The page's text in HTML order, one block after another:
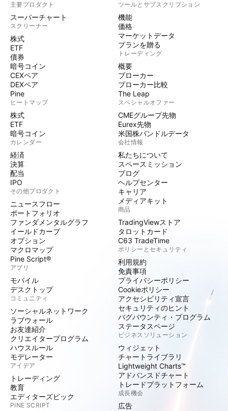
主要プロダクト
スーパーチャート
スクリーナー
株式
ETF
債券
暗号コイン
CEXペア
DEXペア
Pine
ヒートマップ
株式
ETF
暗号コイン
カレンダー
経済
決算
配当
IPO
その他プロダクト
ニュースフロー
ポートフォリオ
ファンダメンタルグラフ
イールドカーブ
オプション
マクロマップ
Pine Script®
アプリ
モバイル
デスクトップ
コミュニティ
ソーシャルネットワーク
ラブウォール
お友達紹介
クリエイタープログラム
ハウスルール
モデレーター
アイデア
トレーディング
教育
エディターズピック
PINE SCRIPT
ツールとサブスクリプション
機能
価格
マーケットデータ
プランを贈る
トレーディング
概要
ブローカー
ブローカー比較
The Leap
スペシャルオファー
CMEグループ先物
Eurex先物
米国株バンドルデータ
会社情報
私たちについて
スペースミッション
ブログ
ヘルプセンター
キャリア
メディアキット
商品
TradingViewストア
タロットカード
C63 TradeTime
ポリシーとセキュリティ
利用規約
免責事項
プライバシーポリシー
Cookieポリシー
アクセシビリティ宣言
セキュリティのヒント
バグバウンティ・プログラム
ステータスページ
ビジネスソリューション
ウィジェット
チャートライブラリ
Lightweight Charts™
アドバンスドチャート
トレードプラットフォーム
成長機会
広告